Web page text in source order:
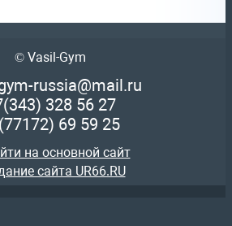
(тройной)
© Vasil-Gym
russia@mail.ru
328 56 27
69 59 25
на основной сайт
сайта UR66.RU